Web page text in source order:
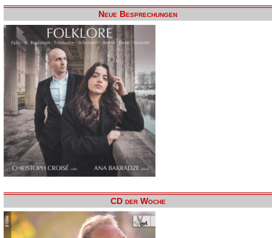
Neue Besprechungen
CD der Woche